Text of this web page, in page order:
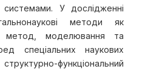
У дослідженні
методи як
метод, моделювання та
спеціальних наукових
функціональний